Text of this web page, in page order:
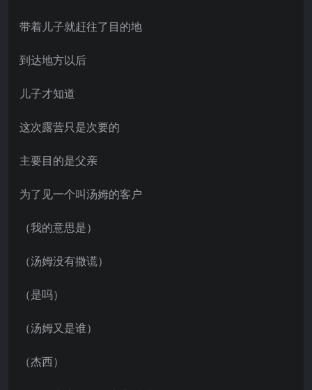
带着儿子就赶往了目的地
到达地方以后
儿子才知道
这次露营只是次要的
主要目的是父亲
为了见一个叫汤姆的客户
（我的意思是）
（汤姆没有撒谎）
（是吗）
（汤姆又是谁）
（杰西）